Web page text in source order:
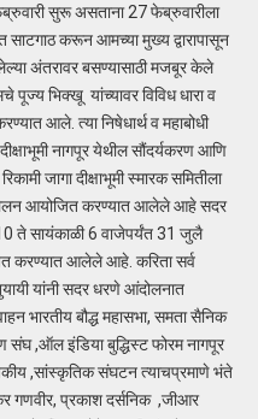
सुरू असताना 27 फेब्रुवारीला
साटगाठ करून आमच्या मुख्य द्वारापासून
अंतरावर बसण्यासाठी मजबूर केले
पूज्य भिक्खू यांच्यावर विविध धारा व
आले. त्या निषेधार्थ व महाबोधी
नागपूर येथील सौंदर्यकरण आणि
जागा दीक्षाभूमी स्मारक समितीला
आयोजित करण्यात आलेले आहे सदर
ते सायंकाळी 6 वाजेपर्यंत 31 जुलै
करण्यात आलेले आहे. करिता सर्व
यांनी सदर धरणे आंदोलनात
भारतीय बौद्ध महासभा, समता सैनिक
,ऑल इंडिया बुद्धिस्ट फोरम नागपूर
,सांस्कृतिक संघटन त्याचप्रमाणे भंते
गणवीर, प्रकाश दर्सनिक ,जीआर